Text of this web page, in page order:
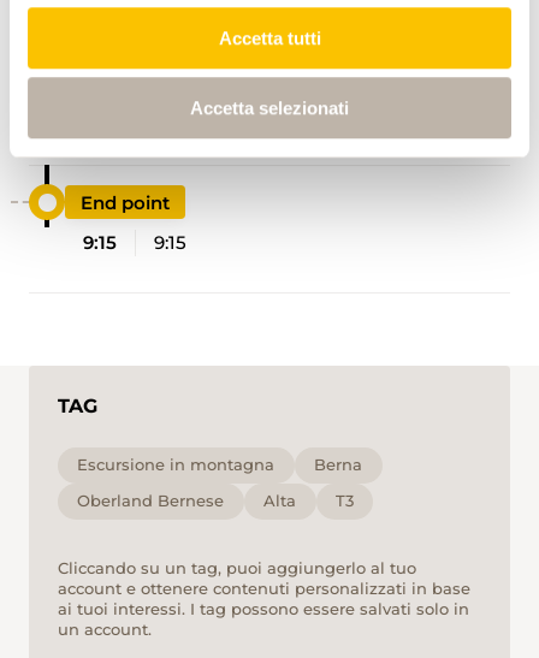
Accetta tutti
Accetta selezionati
Start point
0:00
End point
9:15
9:15
TAG
Escursione in montagna
Berna
Oberland Bernese
Alta T3
Cliccando su un tag, puoi aggiungerlo al tuo
account e ottenere contenuti personalizzati in base
ai tuoi interessi. I tag possono essere salvati solo in
un account.